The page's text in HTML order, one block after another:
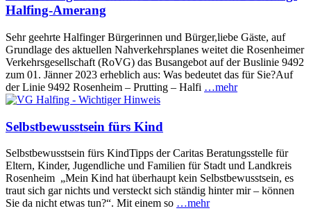
Halfing-Amerang
Sehr geehrte Halfinger Bürgerinnen und Bürger,liebe Gäste, auf
Grundlage des aktuellen Nahverkehrsplanes weitet die Rosenheimer
Verkehrsgesellschaft (RoVG) das Busangebot auf der Buslinie 9492
zum 01. Jänner 2023 erheblich aus: Was bedeutet das für Sie?Auf
der Linie 9492 Rosenheim – Prutting – Halfi …mehr
Selbstbewusstsein fürs Kind
Selbstbewusstsein fürs KindTipps der Caritas Beratungsstelle für
Eltern, Kinder, Jugendliche und Familien für Stadt und Landkreis
Rosenheim „Mein Kind hat überhaupt kein Selbstbewusstsein, es
traut sich gar nichts und versteckt sich ständig hinter mir – können
Sie da nicht etwas tun?“. Mit einem so …mehr